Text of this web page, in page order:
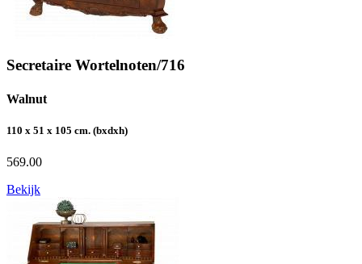
Secretaire Wortelnoten/716
Walnut
110 x 51 x 105 cm. (bxdxh)
569.00
Bekijk